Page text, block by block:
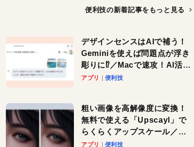
便利技の新着記事をもっと見る
デザインセンスはAIで補う！
Geminiを使えば問題点が浮き
彫りに⁉︎／Macで速攻！AI活用
テク
アプリ 便利技
粗い画像を高解像度に変換！
無料で使える「Upscayl」で
らくらくアップスケール／
Macで速攻！AI活用テク
アプリ 便利技